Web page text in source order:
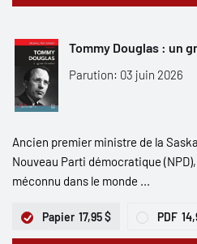
Tommy Douglas : un
Parution: 03 juin 2026
Ancien premier ministre de la
Nouveau Parti démocratique
méconnu dans le monde ...
Papier 17,95 $ PDF